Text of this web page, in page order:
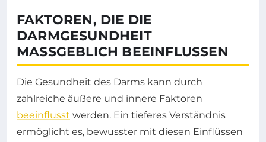
FAKTOREN, DIE DIE
DARMGESUNDHEIT
MASSGEBLICH BEEINFLUSSEN
Die Gesundheit des Darms kann durch
zahlreiche äußere und innere Faktoren
beeinflusst werden. Ein tieferes Verständnis
ermöglicht es, bewusster mit diesen Einflüssen